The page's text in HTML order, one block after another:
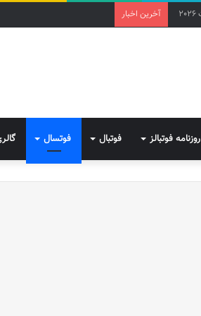
آخرین اخبار
روزنامه فوتبالز فوتبال فوتسال